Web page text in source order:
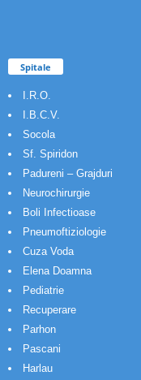
Spitale
I.R.O.
I.B.C.V.
Socola
Sf. Spiridon
Padureni – Grajduri
Neurochirurgie
Boli Infectioase
Pneumoftiziologie
Cuza Voda
Elena Doamna
Pediatrie
Recuperare
Parhon
Pascani
Harlau